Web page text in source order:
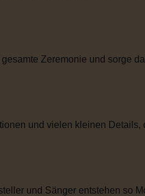
Zeremonie und sorge
und vielen kleinen Details,
und Sänger entstehen so